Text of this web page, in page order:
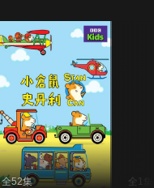
全52集 全1集